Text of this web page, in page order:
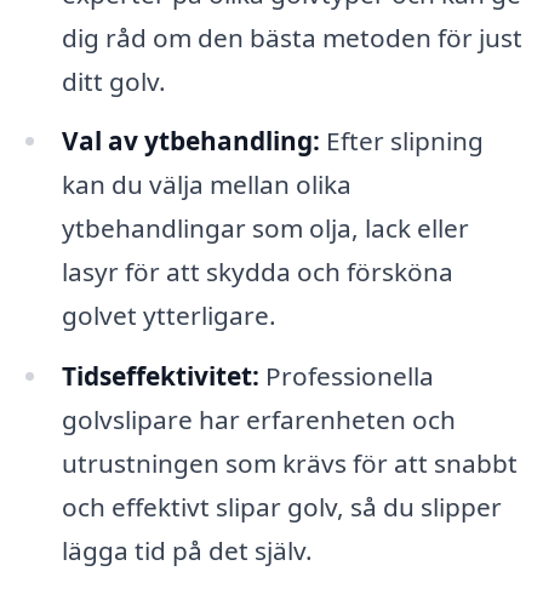
dig råd om den bästa metoden för just
ditt golv.
Val av ytbehandling: Efter slipning
kan du välja mellan olika
ytbehandlingar som olja, lack eller
lasyr för att skydda och försköna
golvet ytterligare.
Tidseffektivitet: Professionella
golvslipare har erfarenheten och
utrustningen som krävs för att snabbt
och effektivt slipar golv, så du slipper
lägga tid på det själv.